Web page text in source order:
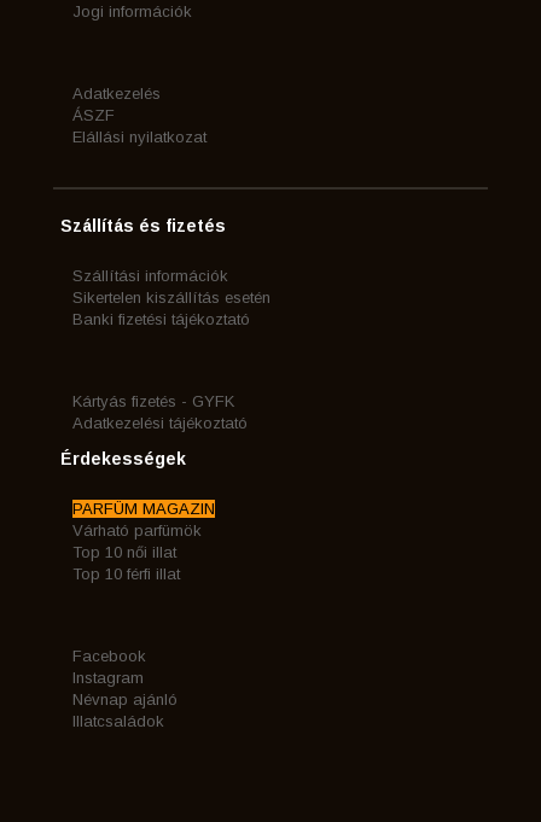
Jogi információk
Adatkezelés
ÁSZF
Elállási nyilatkozat
Szállítás és fizetés
Szállítási információk
Sikertelen kiszállítás esetén
Banki fizetési tájékoztató
Kártyás fizetés - GYFK
Adatkezelési tájékoztató
Érdekességek
PARFÜM MAGAZIN
Várható parfümök
Top 10 női illat
Top 10 férfi illat
Facebook
Instagram
Névnap ajánló
Illatcsaládok